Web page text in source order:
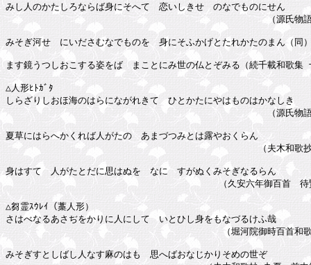
みし人のかたしろならば身にそへて　恋いしきせゞのなでものにせん
（源氏物語 五十東
みそぎ河せゞにいださむなでものを　身にそふかげとたれかたのまん（同
ます鏡うつしおこする姿をば　まことにみ世の仏とぞみる（続千載和歌集
△人形ﾋﾄｶﾞﾀ
しらざりしおほ海のはらにながれきて　ひとかたにやはものはかなしき
（源氏物語 十三須
夏草にはらへかくれば人がたの　あまづつみとは露やおくらん
（夫木和歌抄 九夏　
身はすてゝ人がたとだに思はぬを　なにゝすがぬくみそぎなるらん
（久安六年御百首　待賢門院
△芻霊ｽｳﾚｲ（藁人形）
さはべなるあさぢをかりに人にして　いとひし身をもなづるけふ哉
（堀河院御時百首和歌 夏　
みそぎすとしばし人なす麻のはも　思へばおなじかりそめの世ぞ